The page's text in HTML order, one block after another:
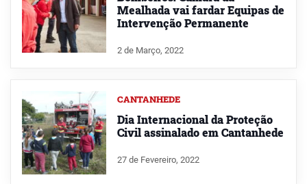
Mealhada vai fardar Equipas de
Intervenção Permanente
2 de Março, 2022
CANTANHEDE
Dia Internacional da Proteção
Civil assinalado em Cantanhede
27 de Fevereiro, 2022